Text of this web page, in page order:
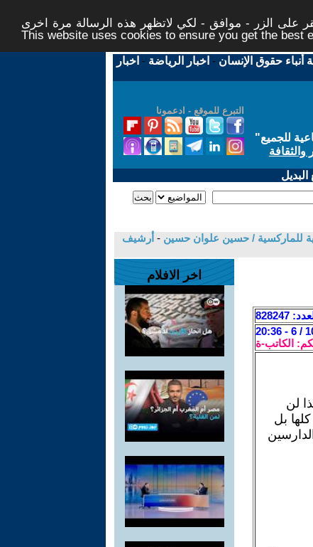
على الزر - موافق - لكي لاتظهر هذه الرسالة مرة اخرى -
This website uses cookies to ensure you get the best
أنباء حقوق الإنسان - اخبار الرياضة - اخبار
التبرع للموقع - ادعمونا
للجميع"
- أرشيف
828247
الكاتب-ة
لن
بل
اخر الافلام